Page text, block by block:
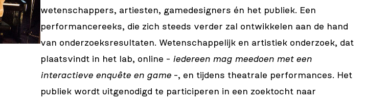
wetenschappers, artiesten, gamedesigners én het publiek. Een
performancereeks, die zich steeds verder zal ontwikkelen aan de hand
van onderzoeksresultaten. Wetenschappelijk en artistiek onderzoek, dat
plaatsvindt in het lab, online - iedereen mag meedoen met een
interactieve enquête en game -, en tijdens theatrale performances. Het
publiek wordt uitgenodigd te participeren in een zoektocht naar